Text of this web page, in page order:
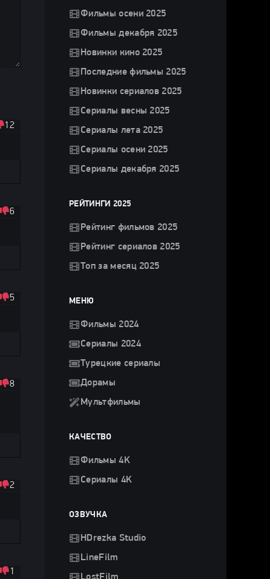
12
6
5
8
2
1
Фильмы осени 2025
Фильмы декабря 2025
Новинки кино 2025
Последние фильмы 2025
Новинки сериалов 2025
Сериалы весны 2025
Сериалы лета 2025
Сериалы осени 2025
Сериалы декабря 2025
РЕЙТИНГИ 2025
Рейтинг фильмов 2025
Рейтинг сериалов 2025
Топ за месяц 2025
МЕНЮ
Фильмы 2024
Сериалы 2024
Турецкие сериалы
Дорамы
Мультфильмы
КАЧЕСТВО
Фильмы 4K
Сериалы 4K
ОЗВУЧКА
HDrezka Studio
LineFilm